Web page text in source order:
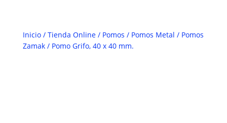
Inicio/ Tienda Online/ Pomos / Pomos Metal / Pomos
Zamak/ Pomo Grifo, 40 x 40 mm.